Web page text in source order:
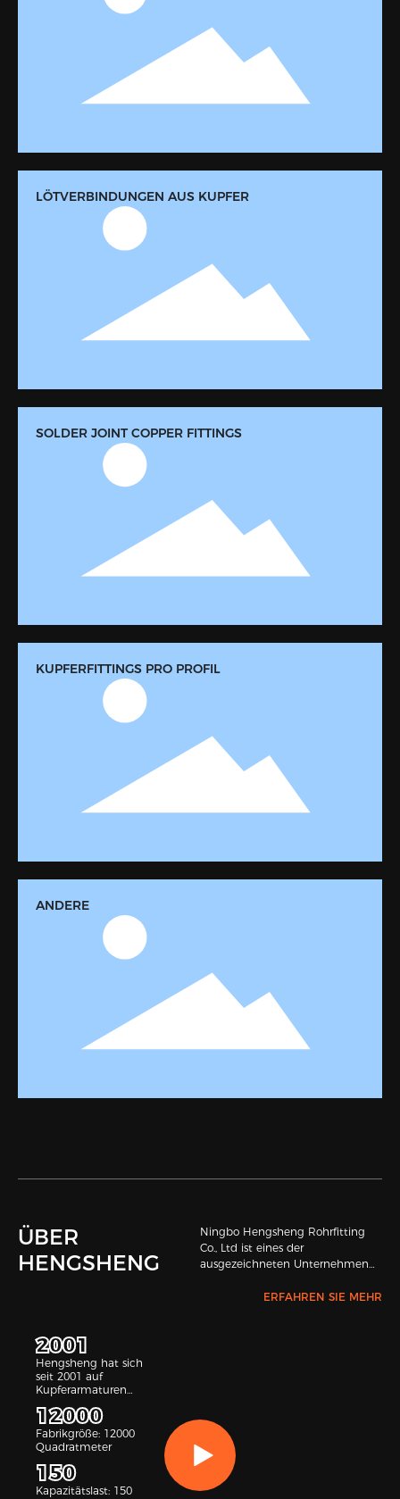
exportiert werden.
LÖTVERBINDUNGEN AUS KUPFER
SOLDER JOINT COPPER FITTINGS
KUPFERFITTINGS PRO PROFIL
ANDERE
ÜBER
HENGSHENG
Ningbo Hengsheng Rohrfitting
Co., Ltd ist eines der
ausgezeichneten Unternehmen
In unserer Firma wird
Während dieser Jahre ist unsere
Firma berühmt für perfekte
Qualität, wirtschaftlichen Preis,
vollendeten Service und gute
geografische Lage. Abgesehen
ERFAHREN SIE MEHR
2001
Hengsheng hat sich
seit 2001 auf
Kupferarmaturen
12000
Fabrikgröße: 12000
Quadratmeter
150
Kapazitätslast: 150